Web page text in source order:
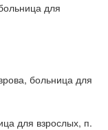
для
больница для
для взрослых, п.